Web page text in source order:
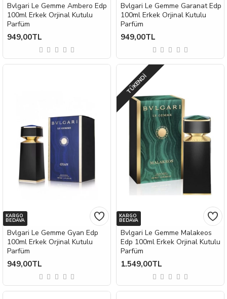
Bvlgari Le Gemme Ambero Edp
100ml Erkek Orjinal Kutulu
Parfüm
949,00TL
Bvlgari Le Gemme Garanat Edp
100ml Erkek Orjinal Kutulu
Parfüm
949,00TL
KARGO
BEDAVA
Bvlgari Le Gemme Gyan Edp
100ml Erkek Orjinal Kutulu
Parfüm
949,00TL
KARGO
BEDAVA
TÜKENDI
Bvlgari Le Gemme Malakeos
Edp 100ml Erkek Orjinal Kutulu
Parfüm
1.549,00TL